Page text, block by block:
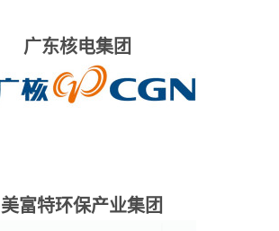
广东核电集团
美富特环保产业集团